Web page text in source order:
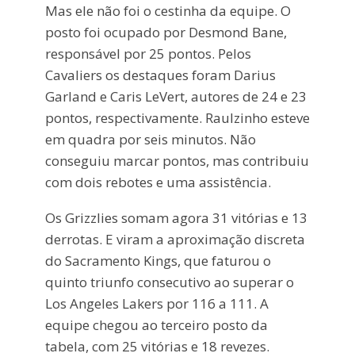
Mas ele não foi o cestinha da equipe. O
posto foi ocupado por Desmond Bane,
responsável por 25 pontos. Pelos
Cavaliers os destaques foram Darius
Garland e Caris LeVert, autores de 24 e 23
pontos, respectivamente. Raulzinho esteve
em quadra por seis minutos. Não
conseguiu marcar pontos, mas contribuiu
com dois rebotes e uma assistência.
Os Grizzlies somam agora 31 vitórias e 13
derrotas. E viram a aproximação discreta
do Sacramento Kings, que faturou o
quinto triunfo consecutivo ao superar o
Los Angeles Lakers por 116 a 111. A
equipe chegou ao terceiro posto da
tabela, com 25 vitórias e 18 revezes.